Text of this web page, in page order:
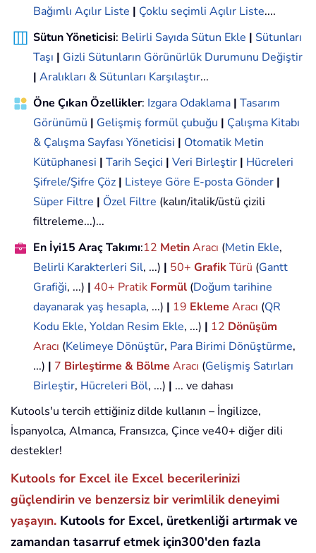
Bağımlı Açılır Liste | Çoklu seçimli Açılır Liste....
Sütun Yöneticisi: Belirli Sayıda Sütun Ekle | Sütunları
Taşı | Gizli Sütunların Görünürlük Durumunu Değiştir
| Aralıkları & Sütunları Karşılaştır...
Öne Çıkan Özellikler: Izgara Odaklama | Tasarım
Görünümü | Gelişmiş formül çubuğu | Çalışma Kitabı
& Çalışma Sayfası Yöneticisi | Otomatik Metin
Kütüphanesi | Tarih Seçici | Veri Birleştir | Hücreleri
Şifrele/Şifre Çöz | Listeye Göre E-posta Gönder |
Süper Filtre | Özel Filtre (kalın/italik/üstü çizili
filtreleme...)...
En İyi15 Araç Takımı:12 MetinAracı (Metin Ekle,
Belirli Karakterleri Sil, ...) | 50+ GrafikTürü (Gantt
Grafiği, ...) | 40+ Pratik Formül (Doğum tarihine
dayanarak yaş hesapla, ...) | 19 Ekleme Aracı (QR
Kodu Ekle, Yoldan Resim Ekle, ...) | 12 Dönüşüm
Aracı (Kelimeye Dönüştür, Para Birimi Dönüştürme,
...) | 7 Birleştirme & Bölme Aracı (Gelişmiş Satırları
Birleştir, Hücreleri Böl, ...) | ... ve dahası
Kutools'u tercih ettiğiniz dilde kullanın – İngilizce,
İspanyolca, Almanca, Fransızca, Çince ve40+ diğer dili
destekler!
Kutools for Excel ile Excel becerilerinizi
güçlendirin ve benzersiz bir verimlilik deneyimi
yaşayın. Kutools for Excel, üretkenliği artırmak ve
zamandan tasarruf etmek için300'den fazla